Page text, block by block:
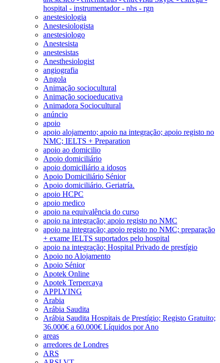
hospital - instrumentador - nhs - rgn
anestesiologia
Anestesiologista
anestesiologo
Anestesista
anestesistas
Anesthesiologist
angiografia
Angola
Animação sociocultural
Animação socioeducativa
Animadora Sociocultural
anúncio
apoio
apoio alojamento; apoio na integração; apoio registo no
NMC; IELTS + Preparation
apoio ao domicilio
Apoio domiciliário
apoio domiciliário a idosos
Apoio Domiciliário Sénior
Apoio domiciliário. Geriatría.
apoio HCPC
apoio medico
apoio na equivalência do curso
apoio na integração; apoio registo no NMC
apoio na integração; apoio registo no NMC; preparação
+ exame IELTS suportados pelo hospital
apoio na integração; Hospital Privado de prestígio
Apoio no Alojamento
Apoio Sénior
Apotek Online
Apotek Terpercaya
APPLYING
Arabia
Arábia Saudita
Arábia Saudita Hospitais de Prestígio; Registo Gratuito;
36.000€ a 60.000€ Líquidos por Ano
areas
arredores de Londres
ARS